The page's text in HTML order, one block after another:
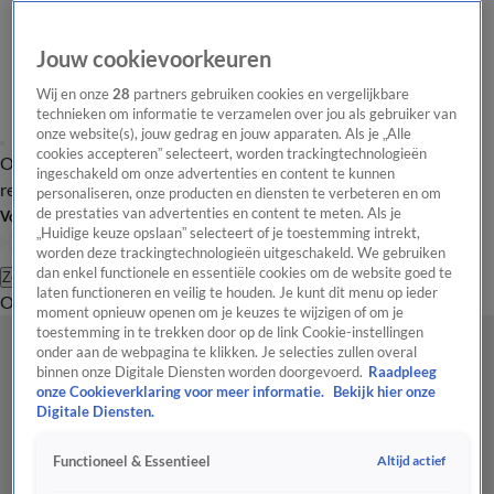
Overzicht Laatste nieuws Regionieuws Het beste van Hart
Tip de
redactie
Volg Hart van Nederland
Zoeken
OverzichtRegioUitzendingenWeerTip de redactiePanelVideo's
Jouw cookievoorkeuren
Wij en onze28 partners gebruiken cookies en vergelijkbare
technieken om informatie te verzamelen over jou als gebruiker van
onze website(s), jouw gedrag en jouw apparaten. Als je „Alle
cookies accepteren” selecteert, worden trackingtechnologieën
ingeschakeld om onze advertenties en content te kunnen
personaliseren, onze producten en diensten te verbeteren en om
de prestaties van advertenties en content te meten. Als je
„Huidige keuze opslaan” selecteert of je toestemming intrekt,
worden deze trackingtechnologieën uitgeschakeld. We gebruiken
dan enkel functionele en essentiële cookies om de website goed te
laten functioneren en veilig te houden. Je kunt dit menu op ieder
moment opnieuw openen om je keuzes te wijzigen of om je
toestemming in te trekken door op de link Cookie-instellingen
onder aan de webpagina te klikken. Je selecties zullen overal
binnen onze Digitale Diensten worden doorgevoerd. Raadpleeg
onze Cookieverklaring voor meer informatie.
Bekijk hier onze
Digitale Diensten.
Functioneel & Essentieel Altijd actief